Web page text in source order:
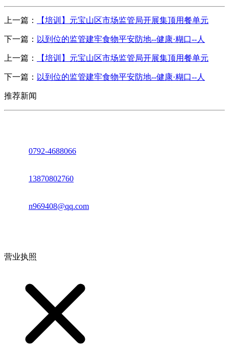
上一篇： 【培训】元宝山区市场监管局开展集顶用餐单元
下一篇： 以到位的监管建牢食物平安防地--健康·糊口--人
上一篇： 【培训】元宝山区市场监管局开展集顶用餐单元
下一篇： 以到位的监管建牢食物平安防地--健康·糊口--人
推荐新闻
0792-4688066
13870802760
n969408@qq.com
营业执照